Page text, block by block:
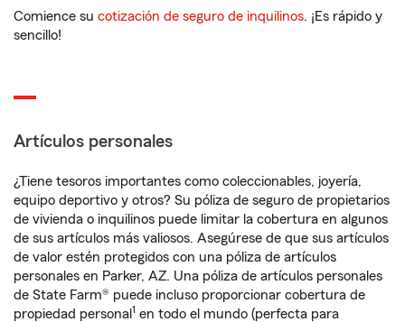
Comience su cotización de seguro de inquilinos. ¡Es rápido y
sencillo!
Artículos personales
¿Tiene tesoros importantes como coleccionables, joyería,
equipo deportivo y otros? Su póliza de seguro de propietarios
de vivienda o inquilinos puede limitar la cobertura en algunos
de sus artículos más valiosos. Asegúrese de que sus artículos
de valor estén protegidos con una póliza de artículos
personales en Parker, AZ. Una póliza de artículos personales
de State Farm® puede incluso proporcionar cobertura de
propiedad personal 1 en todo el mundo (perfecta para